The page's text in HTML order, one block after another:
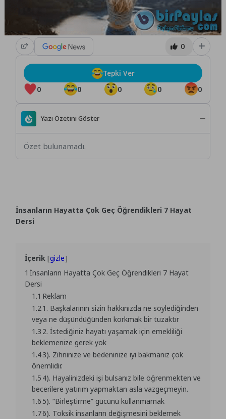
0
0 0 0 0 0
Tepki Ver
Yazı Özetini Göster
Özet bulunamadı.
İnsanların Hayatta Çok Geç Öğrendikleri 7 Hayat
Dersi
İçerik gizle
1 İnsanların Hayatta Çok Geç Öğrendikleri 7 Hayat
Dersi
1.1 Reklam
1.21. Başkalarının sizin hakkınızda ne söylediğinden
veya ne düşündüğünden korkmak bir tuzaktır
1.3 2. İstediğiniz hayatı yaşamak için emekliliği
beklemenize gerek yok
1.43). Zihninize ve bedeninize iyi bakmanız çok
önemlidir.
1.5 4). Hayalinizdeki işi bulsanız bile öğrenmekten ve
becerilere yatırım yapmaktan asla vazgeçmeyin.
1.6 5). “Birleştirme” gücünü kullanmamak
1.76). Toksik insanların değişmesini beklemek